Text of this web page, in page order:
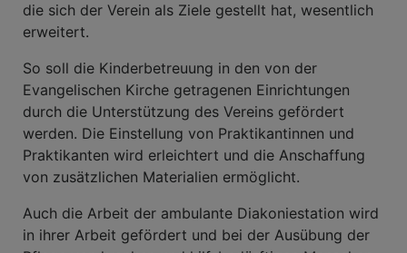
die sich der Verein als Ziele gestellt hat, wesentlich
erweitert.
So soll die Kinderbetreuung in den von der
Evangelischen Kirche getragenen Einrichtungen
durch die Unterstützung des Vereins gefördert
werden. Die Einstellung von Praktikantinnen und
Praktikanten wird erleichtert und die Anschaffung
von zusätzlichen Materialien ermöglicht.
Auch die Arbeit der ambulante Diakoniestation wird
in ihrer Arbeit gefördert und bei der Ausübung der